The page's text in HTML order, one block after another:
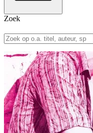
Zoek